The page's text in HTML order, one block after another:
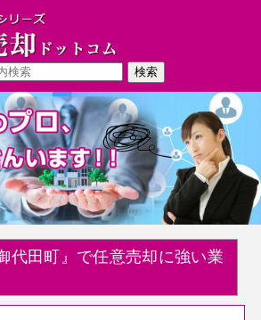
代田町』で任意売却に強い業